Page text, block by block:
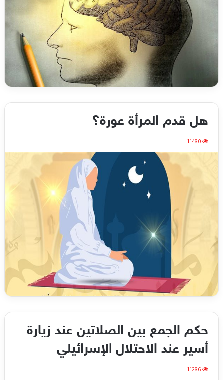
هل قدم المرأة عورة؟
1٬480
حكم الجمع بين الصلاتين عند زيارة
أسير عند الاحتلال الإسرائيلي
1٬286